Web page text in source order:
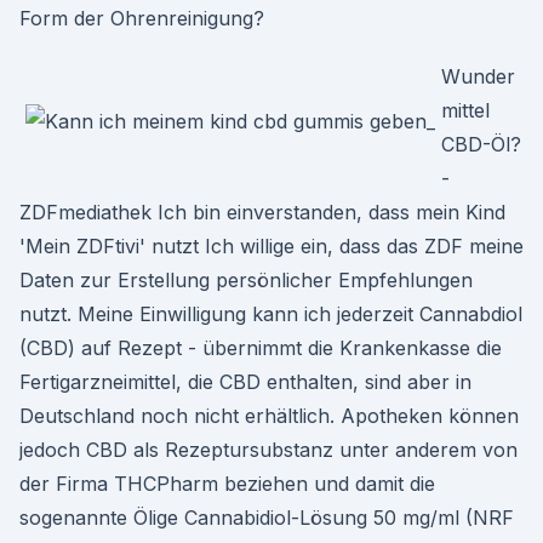
Form der Ohrenreinigung?
Wunder
mittel
CBD-Öl?
-
ZDFmediathek Ich bin einverstanden, dass mein Kind
'Mein ZDFtivi' nutzt Ich willige ein, dass das ZDF meine
Daten zur Erstellung persönlicher Empfehlungen
nutzt. Meine Einwilligung kann ich jederzeit Cannabdiol
(CBD) auf Rezept - übernimmt die Krankenkasse die
Fertigarzneimittel, die CBD enthalten, sind aber in
Deutschland noch nicht erhältlich. Apotheken können
jedoch CBD als Rezeptursubstanz unter anderem von
der Firma THCPharm beziehen und damit die
sogenannte Ölige Cannabidiol-Lösung 50 mg/ml (NRF